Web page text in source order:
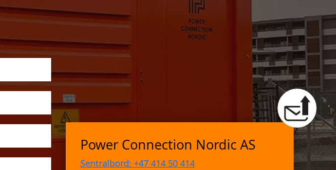
Power Connection Nordic AS
Sentralbord: +47 414 50 414